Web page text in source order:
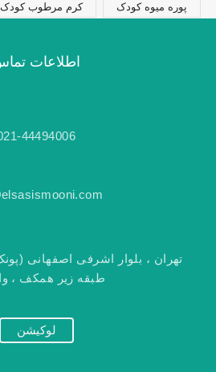
پوره میوه کودک کرم مرطوب کودک
اطلاعات
44494006
تهران ، بلوار اشرفی اصفهانی
طبقه زیر همکف ،
لوکیشن